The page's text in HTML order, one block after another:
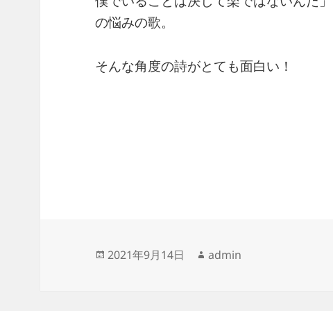
の悩みの歌。
そんな角度の詩がとても面白い！
投
2021年9月14日
作
admin